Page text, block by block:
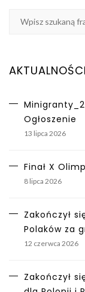
AKTUALNOŚCI
Ogłoszenie
13 lipca 2026
Finał X
8 lipca 2026
Zakończył
Polaków za
12 czerwca 2026
Zakończył